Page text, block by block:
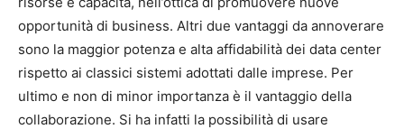
opportunità di business. Altri due vantaggi da annoverare
sono la maggior potenza e alta affidabilità dei data center
rispetto ai classici sistemi adottati dalle imprese. Per
ultimo e non di minor importanza è il vantaggio della
collaborazione. Si ha infatti la possibilità di usare